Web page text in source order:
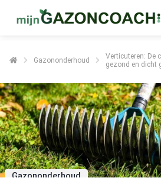
Gazononderhoud
Verticuteren: De
gezond en dicht
Gazononderhoud